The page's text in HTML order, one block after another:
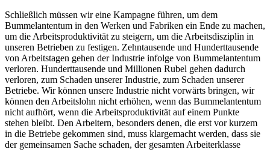
Schließlich müssen wir eine Kampagne führen, um dem
Bummelantentum in den Werken und Fabriken ein Ende zu machen,
um die Arbeitsproduktivität zu steigern, um die Arbeitsdisziplin in
unseren Betrieben zu festigen. Zehntausende und Hunderttausende
von Arbeitstagen gehen der Industrie infolge von Bummelantentum
verloren. Hunderttausende und Millionen Rubel gehen dadurch
verloren, zum Schaden unserer Industrie, zum Schaden unserer
Betriebe. Wir können unsere Industrie nicht vorwärts bringen, wir
können den Arbeitslohn nicht erhöhen, wenn das Bummelantentum
nicht aufhört, wenn die Arbeitsproduktivität auf einem Punkte
stehen bleibt. Den Arbeitern, besonders denen, die erst vor kurzem
in die Betriebe gekommen sind, muss klargemacht werden, dass sie
der gemeinsamen Sache schaden, der gesamten Arbeiterklasse